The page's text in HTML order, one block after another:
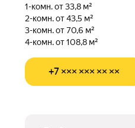
1-комн. от 33,8 м²
2-комн. от 43,5 м²
3-комн. от 70,6 м²
4-комн. от 108,8 м²
+7 ××× ××× ×× ××